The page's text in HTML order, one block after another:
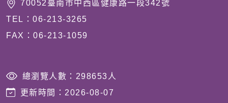
70052臺南市中西區健康路一段342號
TEL：06-213-3265
FAX：06-213-1059
總瀏覽人數： 298653 人
更新時間： 2026-08-07